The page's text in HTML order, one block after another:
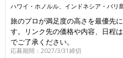
ハワイ・ホノルル、インドネシア・バリ
旅のプロが満足度の高さを最優先
す。リンク先の価格や内容、日程
でご了承ください。
応募期間：2027/3/31締切